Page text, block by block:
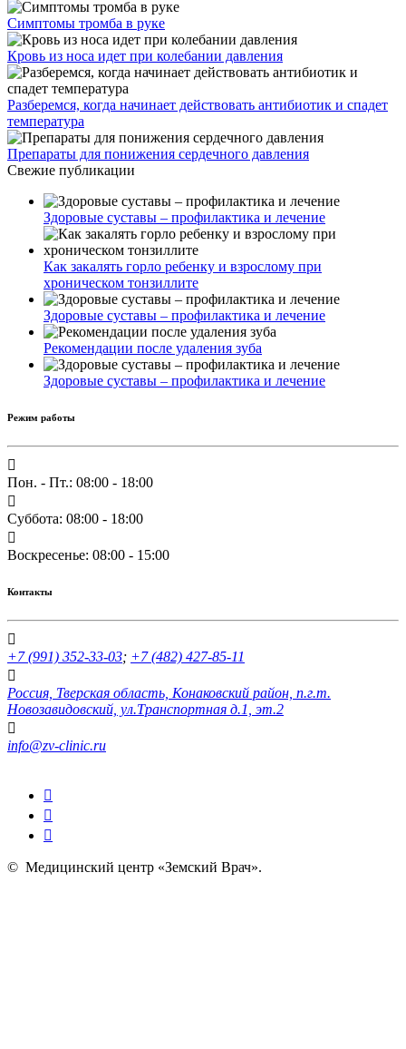
Симптомы тромба в руке
Кровь из носа идет при колебании давления
Разберемся, когда начинает действовать антибиотик и спадет
температура
Препараты для понижения сердечного давления
Свежие публикации
Здоровые суставы – профилактика и лечение
Как закалять горло ребенку и взрослому при
хроническом тонзиллите
Здоровые суставы – профилактика и лечение
Рекомендации после удаления зуба
Здоровые суставы – профилактика и лечение
Режим работы
Пон. - Пт.: 08:00 - 18:00
Суббота: 08:00 - 18:00
Воскресенье: 08:00 - 15:00
Контакты
+7 (991) 352-33-03; +7 (482) 427-85-11
Россия, Тверская область, Конаковский район, п.г.т.
Новозавидовский, ул.Транспортная д.1, эт.2
info@zv-clinic.ru
© Медицинский центр «Земский Врач».